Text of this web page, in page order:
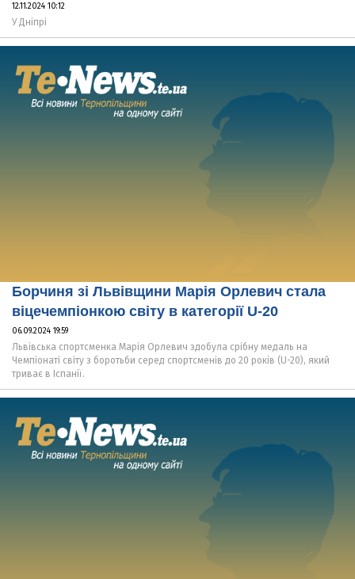
12.11.2024 10:12
У Дніпрі
Борчиня зі Львівщини Марія Орлевич стала
віцечемпіонкою світу в категорії U-20
06.09.2024 19:59
Львівська спортсменка Марія Орлевич здобула срібну медаль на
Чемпіонаті світу з боротьби серед спортсменів до 20 років (U-20), який
триває в Іспанії.